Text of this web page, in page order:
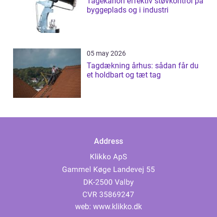
byggeplads og i industri
05 may 2026
Tagdækning århus: sådan får du
et holdbart og tæt tag
Address
web: www.klikko.dk